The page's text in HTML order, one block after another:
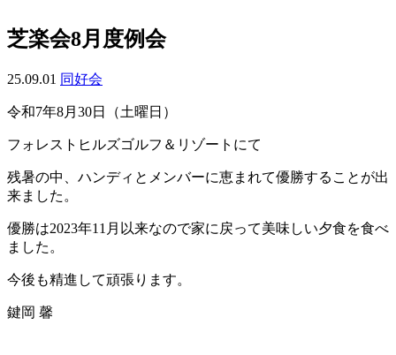
芝楽会8月度例会
25.09.01 同好会
令和7年8月30日（土曜日）
フォレストヒルズゴルフ＆リゾートにて
残暑の中、ハンディとメンバーに恵まれて優勝することが出
来ました。
優勝は2023年11月以来なので家に戻って美味しい夕食を食べ
ました。
今後も精進して頑張ります。
鍵岡 馨